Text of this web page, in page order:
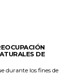
DE
durante los fines de